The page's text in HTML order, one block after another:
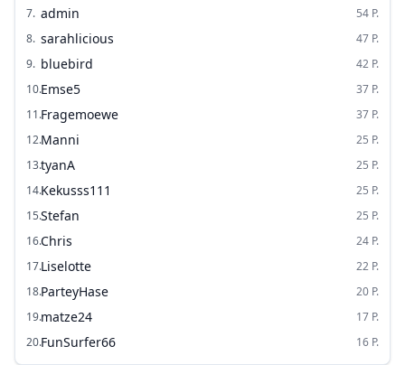
7. admin 54 P.
8. sarahlicious 47 P.
9. bluebird 42 P.
10.Emse5 37 P.
11.Fragemoewe 37 P.
12.Manni 25 P.
13.tyanA 25 P.
14.Kekusss111 25 P.
15.Stefan 25 P.
16.Chris 24 P.
17.Liselotte 22 P.
18.ParteyHase 20 P.
19.matze24 17 P.
20.FunSurfer66 16 P.